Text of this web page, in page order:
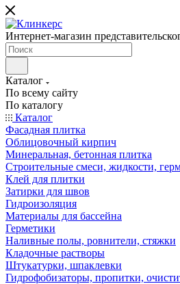
Интернет-магазин
Каталог
По всему сайту
По каталогу
Каталог
Фасадная плитка
Облицовочный кирпич
Минеральная, бетонная плитка
Строительные смеси, жидкости,
Клей для плитки
Затирки для швов
Гидроизоляция
Материалы для бассейна
Герметики
Наливные полы, ровнители, стяжки
Кладочные растворы
Штукатурки, шпаклевки
Гидрофобизаторы, пропитки,